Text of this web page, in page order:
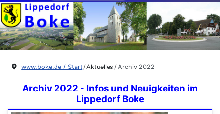
www.boke.de / Start Aktuelles Archiv 2022
Archiv 2022 - Infos und Neuigkeiten im
Lippedorf Boke